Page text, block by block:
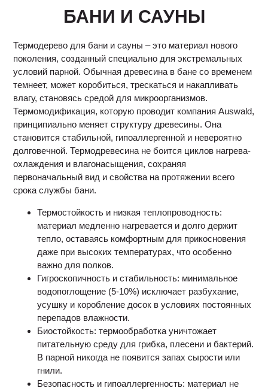
БАНИ И САУНЫ
Термодерево для бани и сауны – это материал нового
поколения, созданный специально для экстремальных
условий парной. Обычная древесина в бане со временем
темнеет, может коробиться, трескаться и накапливать
влагу, становясь средой для микроорганизмов.
Термомодификация, которую проводит компания Auswald,
принципиально меняет структуру древесины. Она
становится стабильной, гипоаллергенной и невероятно
долговечной. Термодревесина не боится циклов нагрева-
охлаждения и влагонасыщения, сохраняя
первоначальный вид и свойства на протяжении всего
срока службы бани.
Термостойкость и низкая теплопроводность:
материал медленно нагревается и долго держит
тепло, оставаясь комфортным для прикосновения
даже при высоких температурах, что особенно
важно для полков.
Гигроскопичность и стабильность: минимальное
водопоглощение (5-10%) исключает разбухание,
усушку и коробление досок в условиях постоянных
перепадов влажности.
Биостойкость: термообработка уничтожает
питательную среду для грибка, плесени и бактерий.
В парной никогда не появится запах сырости или
гнили.
Безопасность и гипоаллергенность: материал не